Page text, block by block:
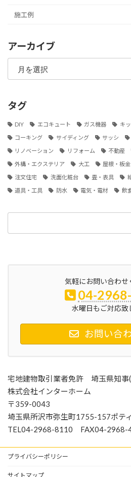
施工例
アーカイブ
ア
カ
ブ
タグ
DIY エコキュート ガス機器 キ
コーキング
サイディング サッシ
リノベーション
リフォーム 不動産
外構・エクステリア
大工 屋根・板金
注文住宅
洗面化粧台 畳・表具
道具・工具
防水 電気・電材 飲
気軽にお問い合わせ
04-
水曜日もご対応致
お問い合
宅地建物取引業者免許 埼玉県知事
株式会社インターホーム
〒359-0043
埼玉県所沢市弥生町1755-157ポテ
TEL04-2968-8110 FAX04-2968-
プライバシーポリシー
サイトマップ